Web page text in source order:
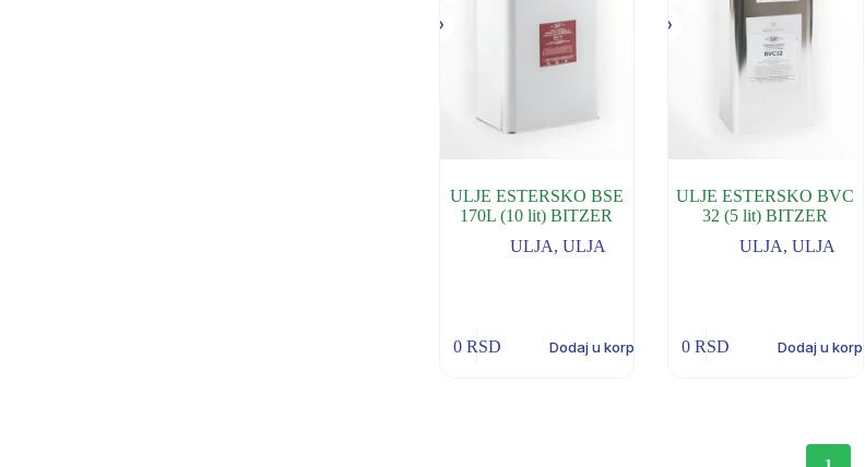
ULJE ESTERSKO BSE
170L (10 lit) BITZER
ULJA,ULJA
0 RSD Dodaj u korpu
ULJE ESTERSKO BVC
32 (5 lit) BITZER
ULJA, ULJA
0RSD Dodaj u korpu